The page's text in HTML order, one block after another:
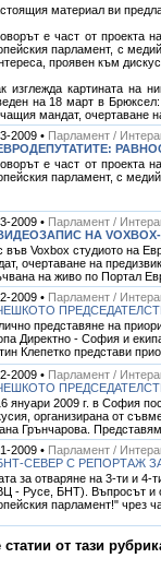
материал ви
е част от проекта
парламент, с
проявен към
изглежда картината на
на 18 март в
мандат, очертаване
2009 • Парламент /
е част от проекта
парламент, с
2009 • Парламент /
НА
във Voxbox студиото на
очертаване на
на живо по Портал
2009 • Парламент /
представяне на
Директно - София и
Клепетко представи
2009 • Парламент /
януари 2009 г. в София
организирана от
Грънчарова.
2009 • Парламент /
СЕВЕР С РЕПОРТАЖ
за отваряне на 3-ти и 4-
- Русе, БНТ). Въпросът и
парламент!" чрез
от тази